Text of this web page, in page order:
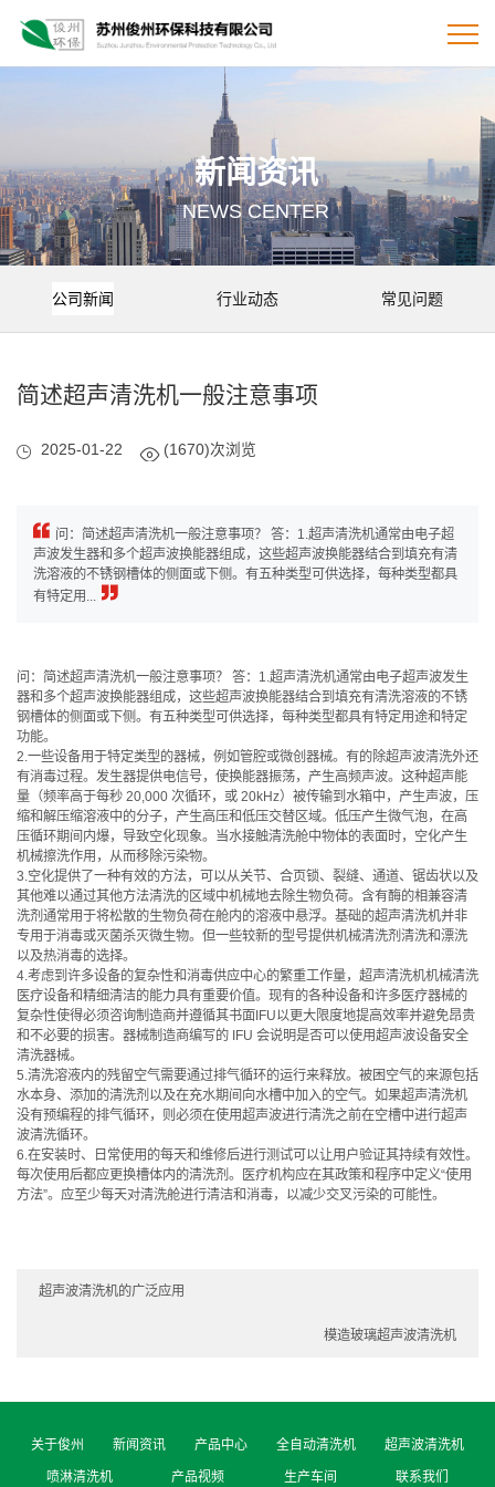
新闻资讯
NEWS CENTER
公司新闻 行业动态 常见问题
简述超声清洗机一般注意事项
2025-01-22 (1670)次浏览
问：简述超声清洗机一般注意事项？ 答：1.超声清洗机通常由电子超
声波发生器和多个超声波换能器组成，这些超声波换能器结合到填充有清
洗溶液的不锈钢槽体的侧面或下侧。有五种类型可供选择，每种类型都具
有特定用...
问：简述超声清洗机一般注意事项？ 答：1.超声清洗机通常由电子超声波发生
器和多个超声波换能器组成，这些超声波换能器结合到填充有清洗溶液的不锈
钢槽体的侧面或下侧。有五种类型可供选择，每种类型都具有特定用途和特定
功能。
2.一些设备用于特定类型的器械，例如管腔或微创器械。有的除超声波清洗外还
有消毒过程。发生器提供电信号，使换能器振荡，产生高频声波。这种超声能
量（频率高于每秒 20,000 次循环，或 20kHz）被传输到水箱中，产生声波，压
缩和解压缩溶液中的分子，产生高压和低压交替区域。低压产生微气泡，在高
压循环期间内爆，导致空化现象。当水接触清洗舱中物体的表面时，空化产生
机械擦洗作用，从而移除污染物。
3.空化提供了一种有效的方法，可以从关节、合页锁、裂缝、通道、锯齿状以及
其他难以通过其他方法清洗的区域中机械地去除生物负荷。含有酶的相兼容清
洗剂通常用于将松散的生物负荷在舱内的溶液中悬浮。基础的超声清洗机并非
专用于消毒或灭菌杀灭微生物。但一些较新的型号提供机械清洗剂清洗和漂洗
以及热消毒的选择。
4.考虑到许多设备的复杂性和消毒供应中心的繁重工作量，超声清洗机机械清洗
医疗设备和精细清洁的能力具有重要价值。现有的各种设备和许多医疗器械的
复杂性使得必须咨询制造商并遵循其书面IFU以更大限度地提高效率并避免昂贵
和不必要的损害。器械制造商编写的 IFU 会说明是否可以使用超声波设备安全
清洗器械。
5.清洗溶液内的残留空气需要通过排气循环的运行来释放。被困空气的来源包括
水本身、添加的清洗剂以及在充水期间向水槽中加入的空气。如果超声清洗机
没有预编程的排气循环，则必须在使用超声波进行清洗之前在空槽中进行超声
波清洗循环。
6.在安装时、日常使用的每天和维修后进行测试可以让用户验证其持续有效性。
每次使用后都应更换槽体内的清洗剂。医疗机构应在其政策和程序中定义“使用
方法”。应至少每天对清洗舱进行清洁和消毒，以减少交叉污染的可能性。
超声波清洗机的广泛应用
模造玻璃超声波清洗机
关于俊州 新闻资讯 产品中心 全自动清洗机 超声波清洗机
喷淋清洗机 产品视频 生产车间 联系我们